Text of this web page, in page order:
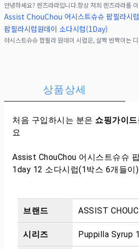
Assist ChouChou 어시스트슈슈 팝필라시
팝필라시럽원데이 소다시럽(1Day)
상품상세
처음 구입하시는 분은 쇼핑가이드
요
Assist ChouChou 어시스트슈슈
1day 12 소다시럽(1박스 6개들이)
브랜드 ASSIST
시리즈 Puppilla Syrup